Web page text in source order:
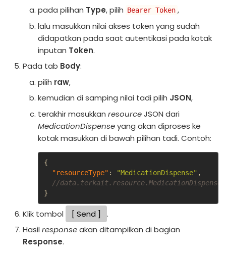
pada pilihan Type, pilih Bearer Token ,
lalu masukkan nilai akses token yang sudah
didapatkan pada saat autentikasi pada kotak
inputan Token.
Pada tab Body:
pilih raw,
kemudian di samping nilai tadi pilih JSON,
terakhir masukkan resourceJSON dari
MedicationDispenseyang akan diproses ke
kotak masukkan di bawah pilihan tadi. Contoh:
{
"resourceType" : "MedicationDispense" ,
//data.terkait.resource.MedicationDispense
}
Klik tombol Send
.
Hasil responseakan ditampilkan di bagian
Response.